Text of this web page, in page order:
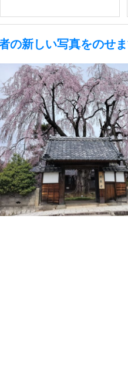
の新しい写真をのせ